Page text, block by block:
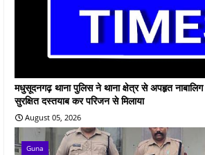
मधुसूदनगढ़ थाना पुलिस ने थाना क्षेत्र से अपहृत नाबालिग
सुरक्षित दस्तयाब कर परिजन से मिलाया
August 05, 2026
Guna